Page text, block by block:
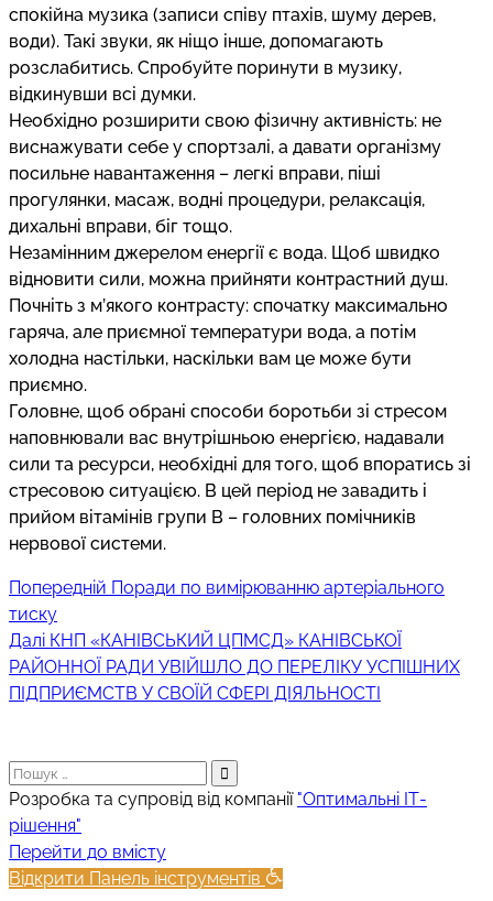
спокійна музика (записи співу птахів, шуму дерев,
води). Такі звуки, як ніщо інше, допомагають
розслабитись. Спробуйте поринути в музику,
відкинувши всі думки.
Необхідно розширити свою фізичну активність: не
виснажувати себе у спортзалі, а давати організму
посильне навантаження – легкі вправи, піші
прогулянки, масаж, водні процедури, релаксація,
дихальні вправи, біг тощо.
Незамінним джерелом енергії є вода. Щоб швидко
відновити сили, можна прийняти контрастний душ.
Почніть з м’якого контрасту: спочатку максимально
гаряча, але приємної температури вода, а потім
холодна настільки, наскільки вам це може бути
приємно.
Головне, щоб обрані способи боротьби зі стресом
наповнювали вас внутрішньою енергією, надавали
сили та ресурси, необхідні для того, щоб впоратись зі
стресовою ситуацією. В цей період не завадить і
прийом вітамінів групи В – головних помічників
нервової системи.
Навігація
записів
Попередній Попередній
Поради по вимірюванню артеріального
тиску
Далі Наступний
запис:
КНП «КАНІВСЬКИЙ ЦПМСД» КАНІВСЬКОЇ
РАЙОННОЇ РАДИ УВІЙШЛО ДО ПЕРЕЛІКУ УСПІШНИХ
ПІДПРИЄМСТВ У СВОЇЙ СФЕРІ ДІЯЛЬНОСТІ
Пошук:
Розробка та супровід від компанії "Оптимальні ІТ-
рішення"
Прокрутка
вгору
Перейти до вмісту
Відкрити Панель інструментів